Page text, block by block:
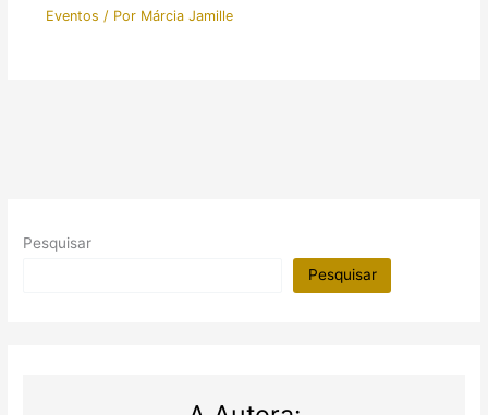
Eventos / Por Márcia Jamille
Pesquisar
Pesquisar